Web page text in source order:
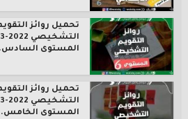
تحميل روائز
المستوى
تحميل روائز
المستوى